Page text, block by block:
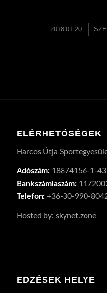
2018.01.20.
/
ELÉRHETŐSÉGEK
Harcos Útja
Adószám:18874156-1-43
Bankszámlaszám:
Telefon:+36-30-990-
Hosted by: skynet.zone
EDZÉSEK HELYE